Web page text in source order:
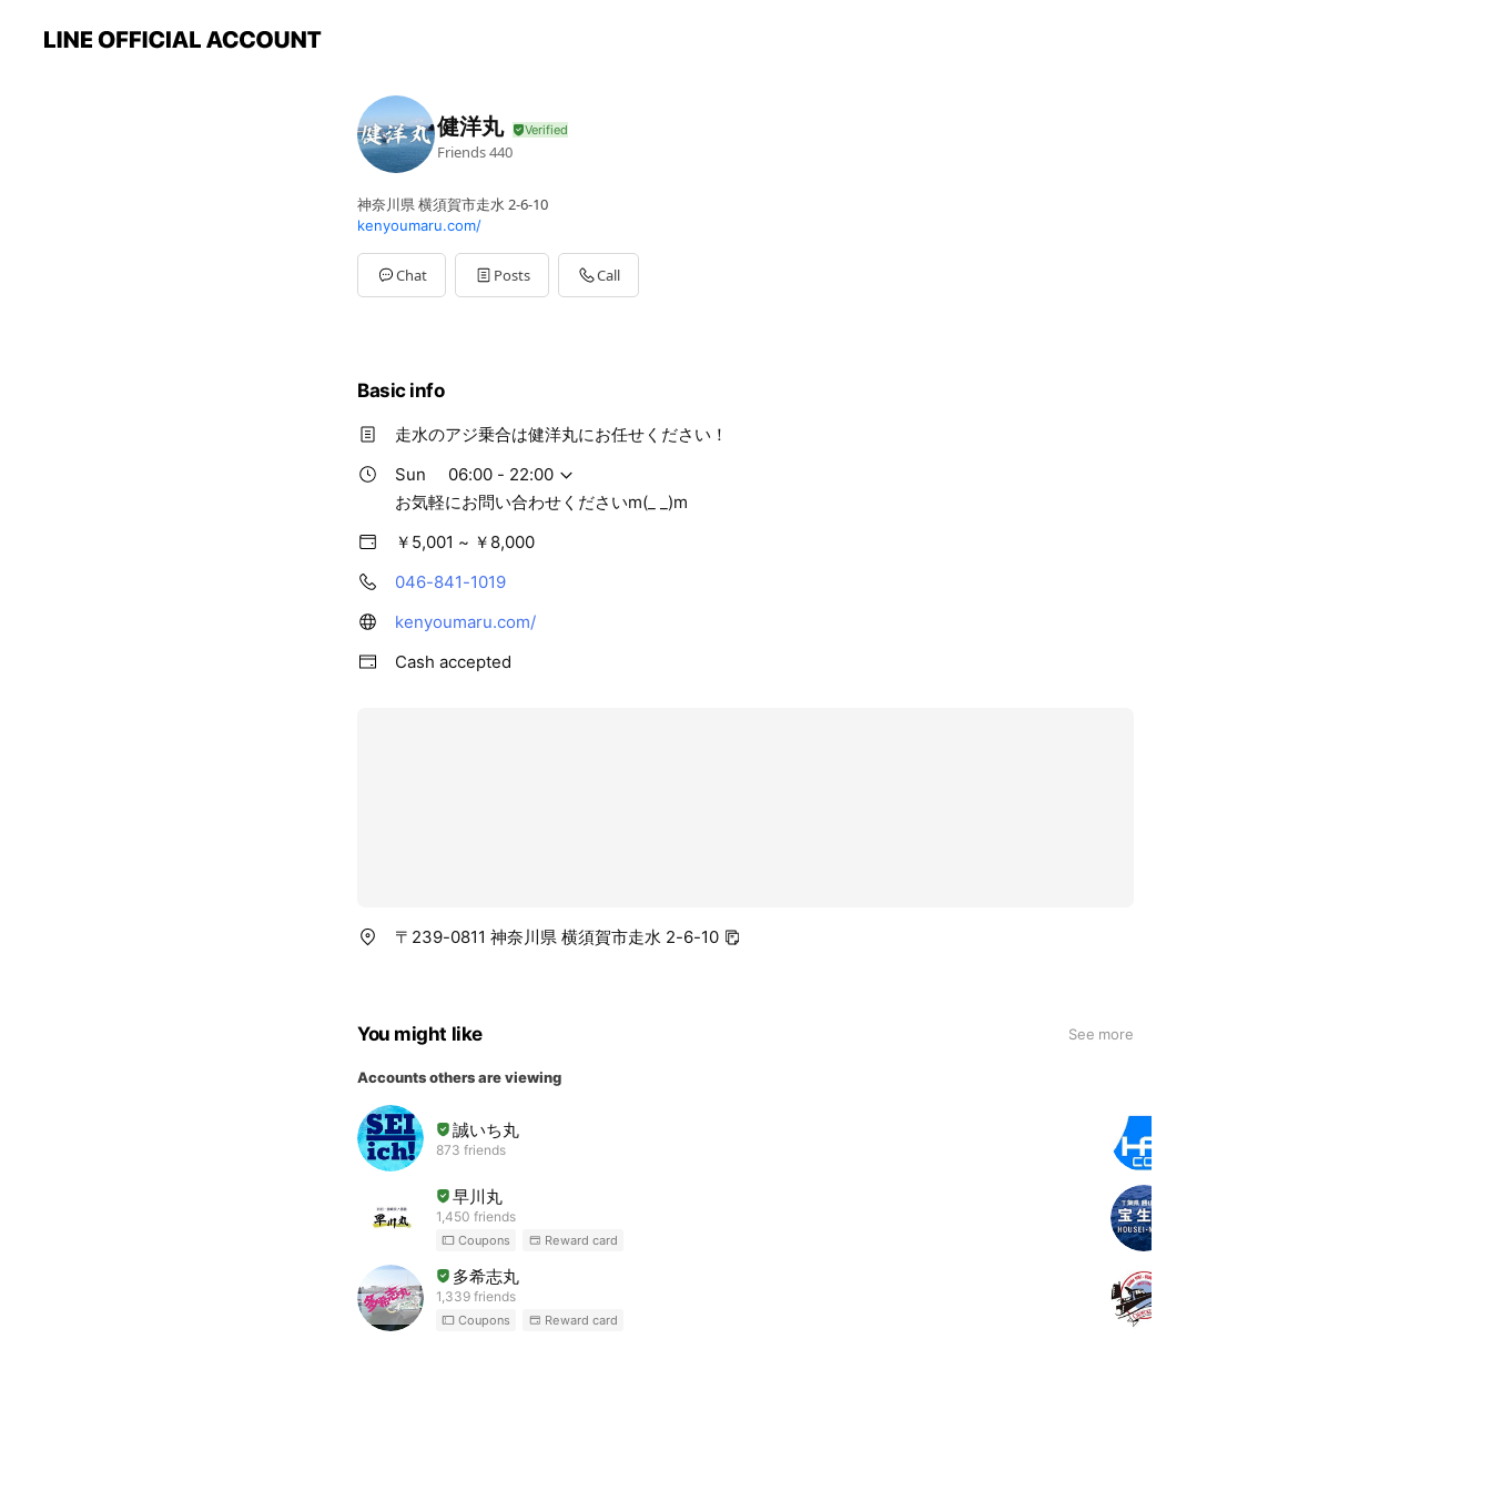
健洋丸
Friends440
神奈川県 横須賀市走水 2-6-10
kenyoumaru.com/
Chat Posts Call
Basic info
走水のアジ乗合は健洋丸にお任せください！
Sun
06:00 - 22:00
お気軽にお問い合わせくださいm(_ _)m
￥5,001 ~ ￥8,000
046-841-1019
kenyoumaru.com/
Cash accepted
〒239-0811 神奈川県 横須賀市走水 2-6-10
You might like See more
Accounts others are viewing
誠いち丸
873 friends
早川丸
1,450 friends
Coupons Reward card
多希志丸
1,339 friends
Coupons Reward card